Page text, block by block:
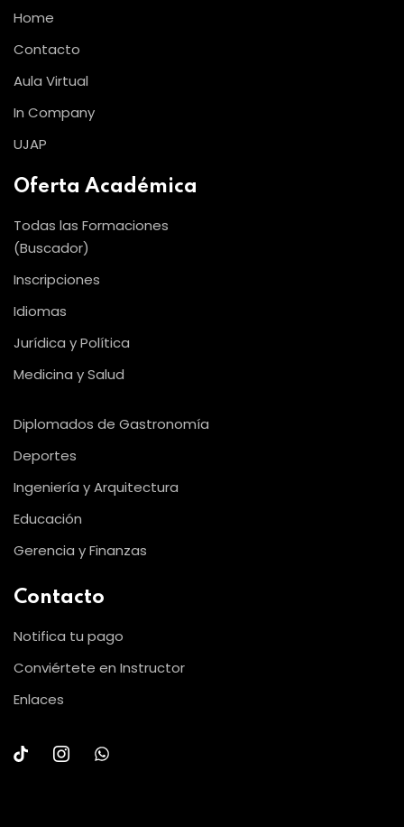
Home
Contacto
Aula Virtual
In Company
UJAP
Oferta Académica
Todas las Formaciones
(Buscador)
Inscripciones
Idiomas
Jurídica y Política
Medicina y Salud
Diplomados de Gastronomía
Deportes
Ingeniería y Arquitectura
Educación
Gerencia y Finanzas
Contacto
Notifica tu pago
Conviértete en Instructor
Enlaces